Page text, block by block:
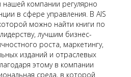
компании регулярно
в сфере управления. В AIS
можно найти книги по
лучшим бизнес-
роста, маркетингу,
изданий и отраслевых
этому в компании
среда, в которой